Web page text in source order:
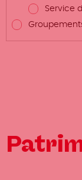
Service